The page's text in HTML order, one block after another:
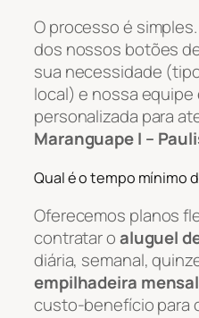
O processo é
dos nossos botões
sua necessidade
local) e nossa
personalizada para
Maranguape I –
Qual é o tempo mínimo
Oferecemos planos
contratar oaluguel
diária, semanal,
empilhadeira mensal
custo-benefício para